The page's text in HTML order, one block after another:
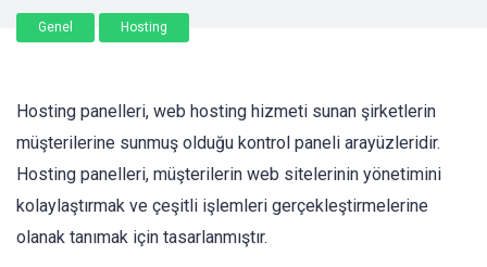
Genel Hosting
Hosting panelleri, web hosting hizmeti sunan şirketlerin
müşterilerine sunmuş olduğu kontrol paneli arayüzleridir.
Hosting panelleri, müşterilerin web sitelerinin yönetimini
kolaylaştırmak ve çeşitli işlemleri gerçekleştirmelerine
olanak tanımak için tasarlanmıştır.